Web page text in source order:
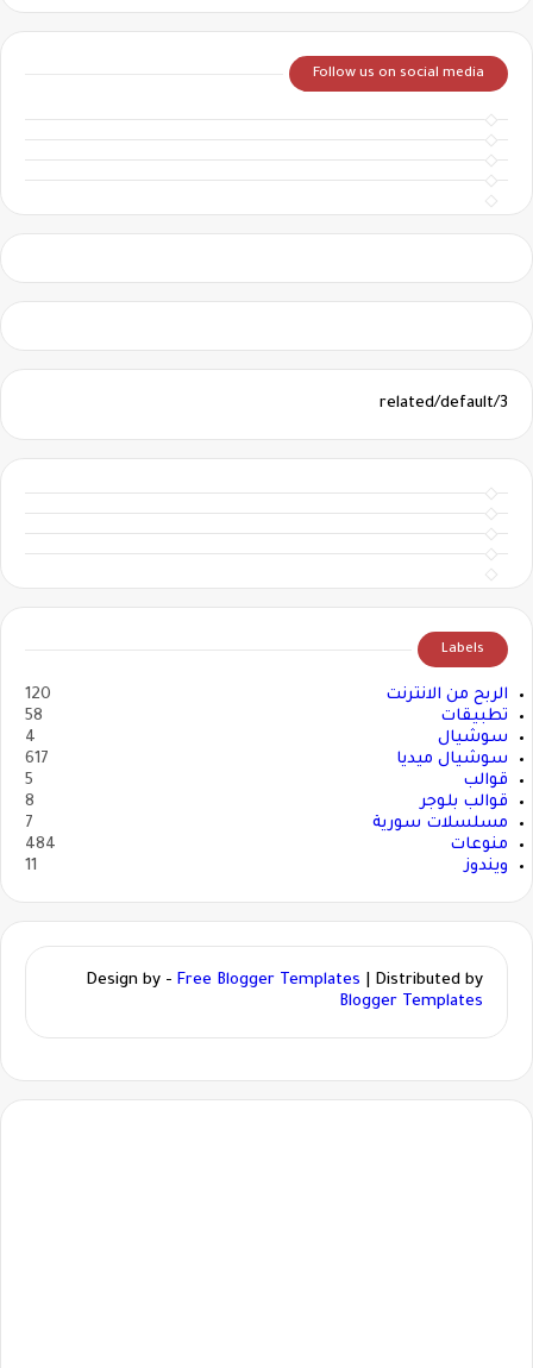
Follow us on social media
3/related/default
Labels
الربح من الانترنت
120
تطبيقات
58
سوشيال
4
سوشيال ميديا
617
قوالب
5
قوالب بلوجر
8
مسلسلات سورية
7
منوعات
484
ويندوز
11
Design by - Free Blogger Templates | Distributed by
Blogger Templates